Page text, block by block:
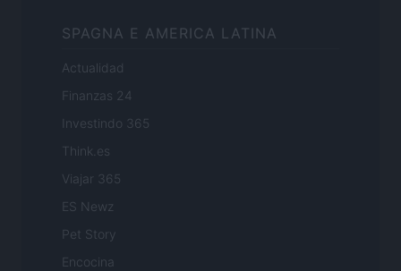
SPAGNA E AMERICA LATINA
Actualidad
Finanzas 24
Investindo 365
Think.es
Viajar 365
ES Newz
Pet Story
Encocina